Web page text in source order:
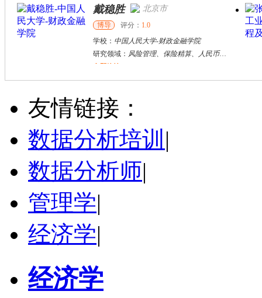
戴稳胜 北京市
博导 评分： 1.0
学校： 中国人民大学-财政金融学院
研究领域： 风险管理、保险精算、人民币国际化
立即咨询
陈传红 武汉市
硕导
学校：中南民族大学
立即咨询
友情链接：
数据分析培训 |
数据分析师|
管理学|
经济学|
经济学